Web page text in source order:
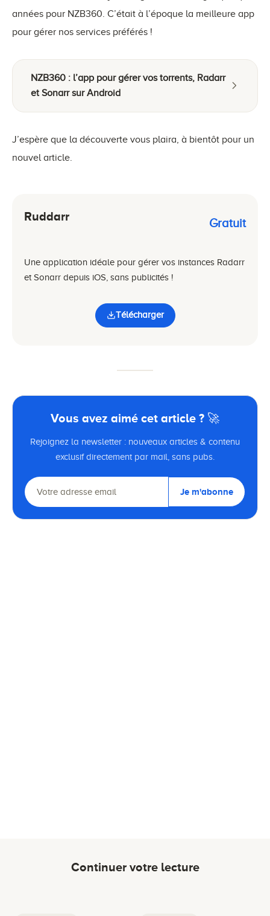
années pour NZB360. C’était à l’époque la meilleure app
pour gérer nos services préférés !
NZB360 : l’app pour gérer vos torrents, Radarr
et Sonarr sur Android
J’espère que la découverte vous plaira, à bientôt pour un
nouvel article.
Ruddarr Gratuit
Une application idéale pour gérer vos instances Radarr
et Sonarr depuis iOS, sans publicités !
Télécharger
Vous avez aimé cet article ? 🚀
Rejoignez la newsletter : nouveaux articles & contenu
exclusif directement par mail, sans pubs.
Je m'abonne
Continuer votre lecture